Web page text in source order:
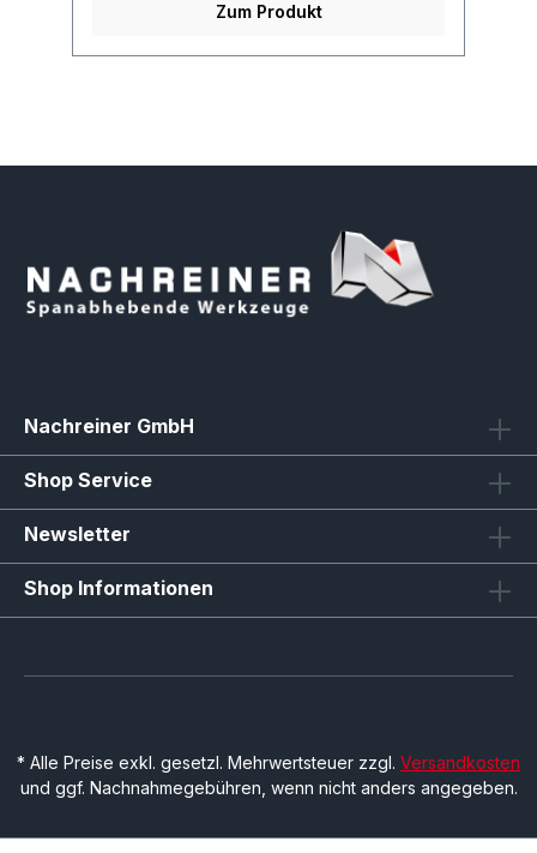
Zum Produkt
Nachreiner GmbH
Shop Service
Newsletter
Shop Informationen
* Alle Preise exkl. gesetzl. Mehrwertsteuer zzgl. Versandkosten
und ggf. Nachnahmegebühren, wenn nicht anders angegeben.